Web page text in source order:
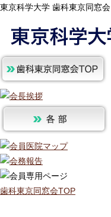
東京科学大学 歯科東京同窓会
歯科東京同窓会TOP